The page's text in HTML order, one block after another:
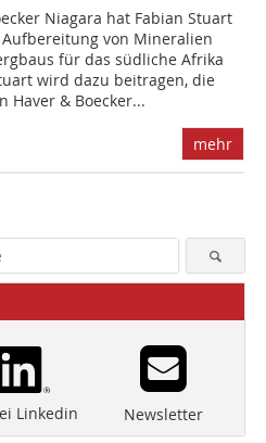
Niagara hat Fabian Stuart
von Mineralien
für das südliche Afrika
wird dazu beitragen, die
Haver & Boecker...
mehr
Linkedin Newsletter